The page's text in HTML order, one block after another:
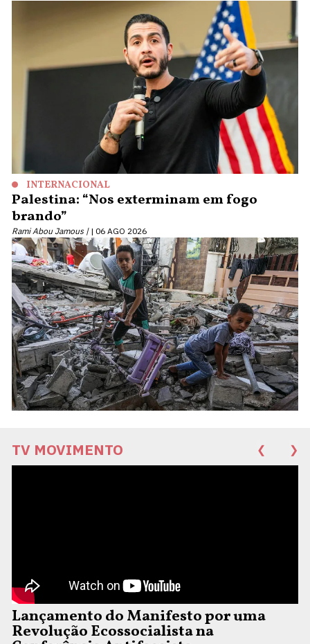
INTERNACIONAL
Palestina: “Nos exterminam em fogo
brando”
Rami Abou Jamous | 06 AGO 2026
TV MOVIMENTO ❮ ❯
Lançamento do Manifesto por uma
Revolução Ecossocialista na